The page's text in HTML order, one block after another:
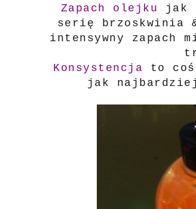
Zapach olejku
jak
serię brzoskwinia
intensywny zapach
Konsystencja to
jak